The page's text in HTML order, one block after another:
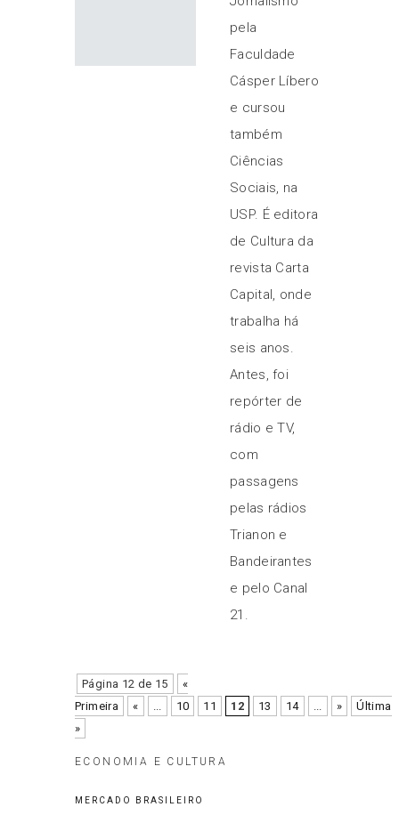
pela
Faculdade
Cásper Líbero
e cursou
também
Ciências
Sociais, na
USP. É editora
de Cultura da
revista Carta
Capital, onde
trabalha há
seis anos.
Antes, foi
repórter de
rádio e TV,
com
passagens
pelas rádios
Trianon e
Bandeirantes
e pelo Canal
21.
Página 12 de 15
«
Primeira
« ... 10 11 12 13 14 ... »
Última
»
ECONOMIA E CULTURA
MERCADO BRASILEIRO